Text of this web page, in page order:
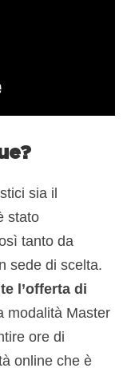
sia il
stato
tanto da
sede di scelta.
l’offerta di
modalità Master
ore di
online che è